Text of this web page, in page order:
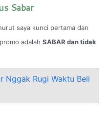
Sabar
saya kunci pertama dan
adalah SABAR dan tidak
Nggak Rugi Waktu Beli